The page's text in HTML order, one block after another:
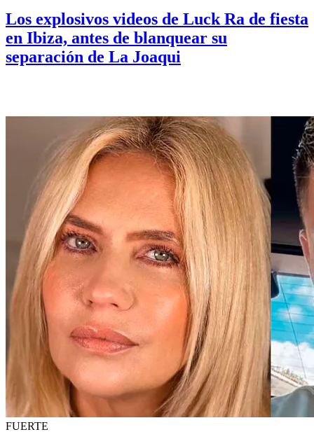
Los explosivos videos de Luck Ra de fiesta
en Ibiza, antes de blanquear su
separación de La Joaqui
FUERTE